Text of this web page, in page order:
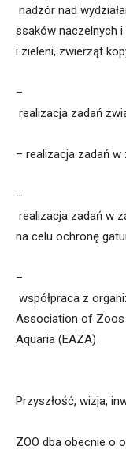
nadzór nad
ssaków naczelnych i
i zieleni, zwierząt
–
realizacja zadań
– realizacja zadań w
–
realizacja zadań w
na celu ochronę
–
współpraca z
Association of Zoos
Aquaria (EAZA)
Przyszłość, wizja,
ZOO dba obecnie o